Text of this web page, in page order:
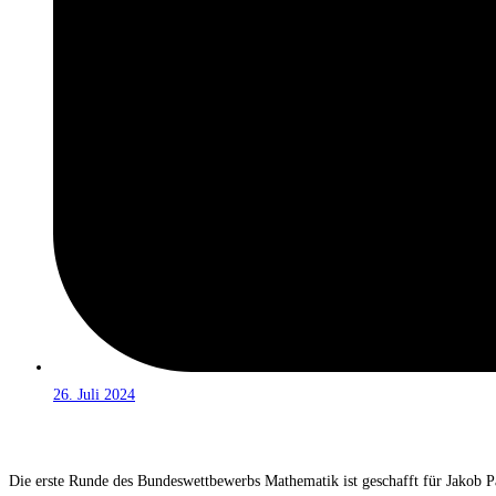
26. Juli 2024
Die erste Runde des Bundeswettbewerbs Mathematik ist geschafft für Jakob